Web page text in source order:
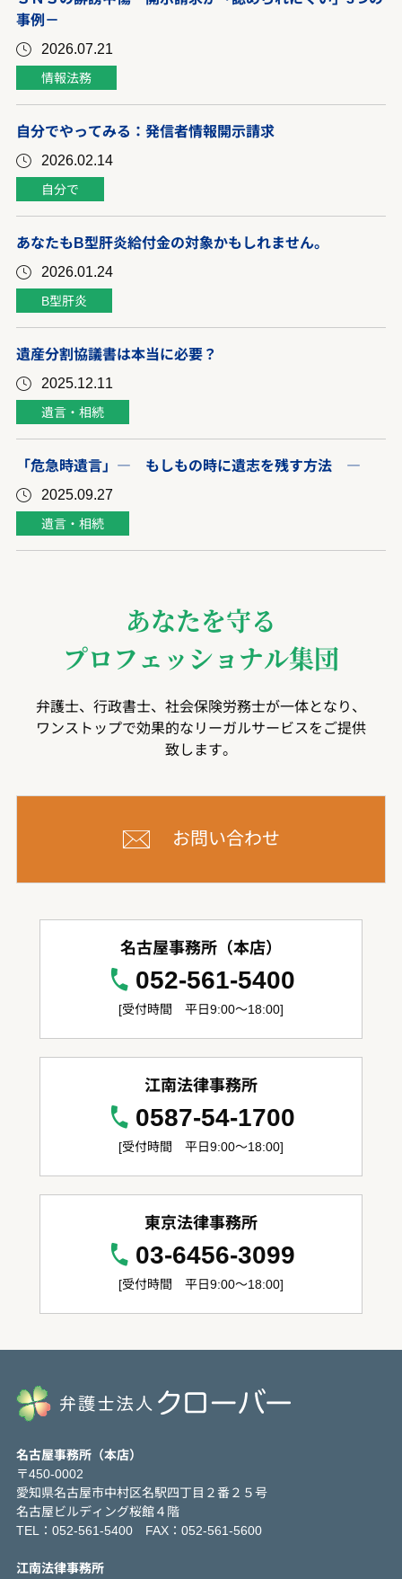
事例－
2026.07.21
情報法務
自分でやってみる：発信者情報開示請求
2026.02.14
自分で
あなたもB型肝炎給付金の対象かもしれません。
2026.01.24
B型肝炎
遺産分割協議書は本当に必要？
2025.12.11
遺言・相続
「危急時遺言」― もしもの時に遺志を残す方法 ―
2025.09.27
遺言・相続
あなたを守る
プロフェッショナル集団
弁護士、行政書士、社会保険労務士が一体となり、
ワンストップで効果的なリーガルサービスをご提供
致します。
お問い合わせ
名古屋事務所（本店）
052-561-5400
[受付時間 平日9:00～18:00]
江南法律事務所
0587-54-1700
[受付時間 平日9:00～18:00]
東京法律事務所
03-6456-3099
[受付時間 平日9:00～18:00]
名古屋事務所（本店）
〒450-0002
愛知県名古屋市中村区名駅四丁目２番２５号
名古屋ビルディング桜館４階
TEL：052-561-5400 FAX：052-561-5600
江南法律事務所